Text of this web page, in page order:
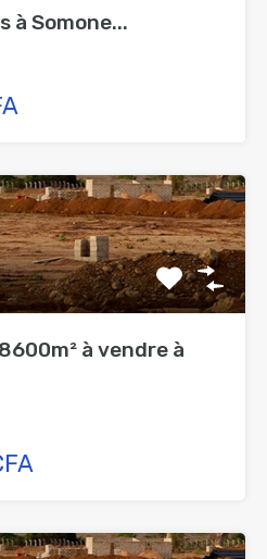
à Somone...
à vendre à